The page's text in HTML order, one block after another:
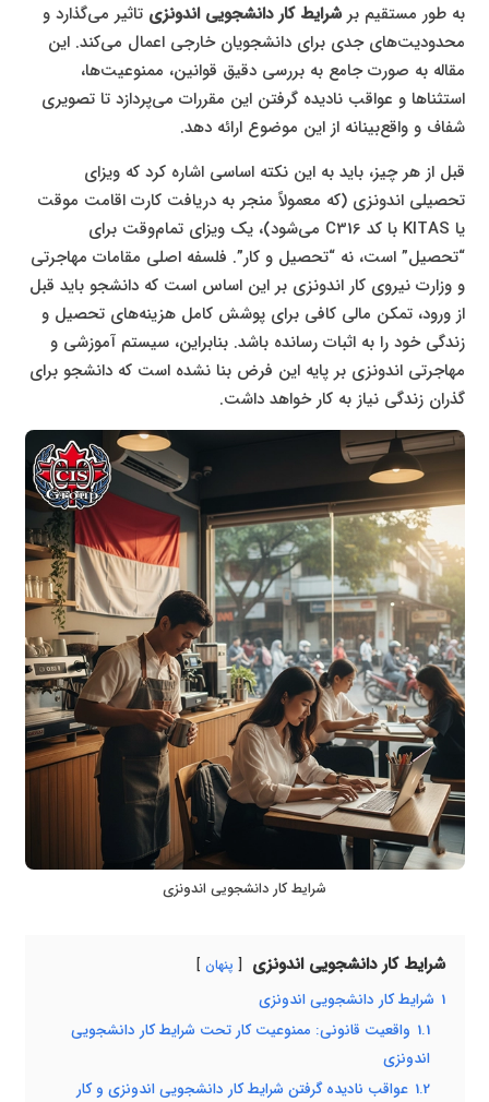
به طور مستقیم برشرایط کار دانشجویی اندونزی تاثیر می‌گذارد و
محدودیت‌های جدی برای دانشجویان خارجی اعمال می‌کند. این
مقاله به صورت جامع به بررسی دقیق قوانین، ممنوعیت‌ها،
استثناها و عواقب نادیده گرفتن این مقررات می‌پردازد تا تصویری
شفاف و واقع‌بینانه از این موضوع ارائه دهد.
قبل از هر چیز، باید به این نکته اساسی اشاره کرد که ویزای
تحصیلی اندونزی (که معمولاً منجر به دریافت کارت اقامت موقت
یا KITAS با کد C316 می‌شود)، یک ویزای تمام‌وقت برای
“تحصیل” است، نه “تحصیل و کار”. فلسفه اصلی مقامات مهاجرتی
و وزارت نیروی کار اندونزی بر این اساس است که دانشجو باید قبل
از ورود، تمکن مالی کافی برای پوشش کامل هزینه‌های تحصیل و
زندگی خود را به اثبات رسانده باشد. بنابراین، سیستم آموزشی و
مهاجرتی اندونزی بر پایه این فرض بنا نشده است که دانشجو برای
گذران زندگی نیاز به کار خواهد داشت.
شرایط کار دانشجویی اندونزی
شرایط کار دانشجویی اندونزی پنهان
1 شرایط کار دانشجویی اندونزی
1.1 واقعیت قانونی: ممنوعیت کار تحت شرایط کار دانشجویی
اندونزی
1.2 عواقب نادیده گرفتن شرایط کار دانشجویی اندونزی و کار